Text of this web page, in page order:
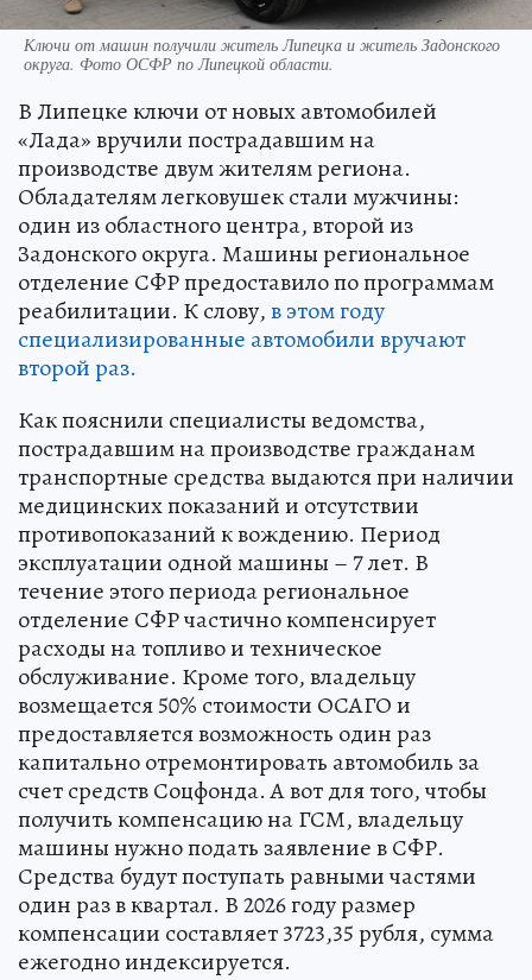
Ключи от машин получили житель Липецка и житель Задонского
округа. Фото ОСФР по Липецкой области.
В Липецке ключи от новых автомобилей
«Лада» вручили пострадавшим на
производстве двум жителям региона.
Обладателям легковушек стали мужчины:
один из областного центра, второй из
Задонского округа. Машины региональное
отделение СФР предоставило по программам
реабилитации. К слову,в этом году
специализированные автомобили вручают
второй раз.
Как пояснили специалисты ведомства,
пострадавшим на производстве гражданам
транспортные средства выдаются при наличии
медицинских показаний и отсутствии
противопоказаний к вождению. Период
эксплуатации одной машины – 7 лет. В
течение этого периода региональное
отделение СФР частично компенсирует
расходы на топливо и техническое
обслуживание. Кроме того, владельцу
возмещается 50% стоимости ОСАГО и
предоставляется возможность один раз
капитально отремонтировать автомобиль за
счет средств Соцфонда. А вот для того, чтобы
получить компенсацию на ГСМ, владельцу
машины нужно подать заявление в СФР.
Средства будут поступать равными частями
один раз в квартал. В 2026 году размер
компенсации составляет 3723,35 рубля, сумма
ежегодно индексируется.